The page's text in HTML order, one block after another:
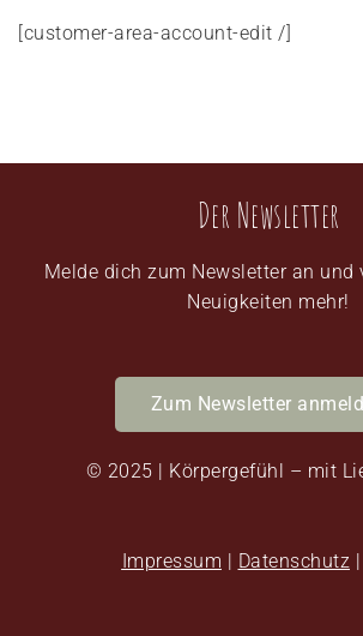
[customer-area-account-edit /]
Der Newsletter
Melde dich zum Newsletter an und
Neuigkeiten mehr!
Zum Newsletter
© 2025 | Körpergefühl – mit
Impressum | Datenschutz |